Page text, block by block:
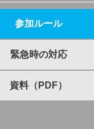
参加ルール
緊急時の対応
資料（PDF）